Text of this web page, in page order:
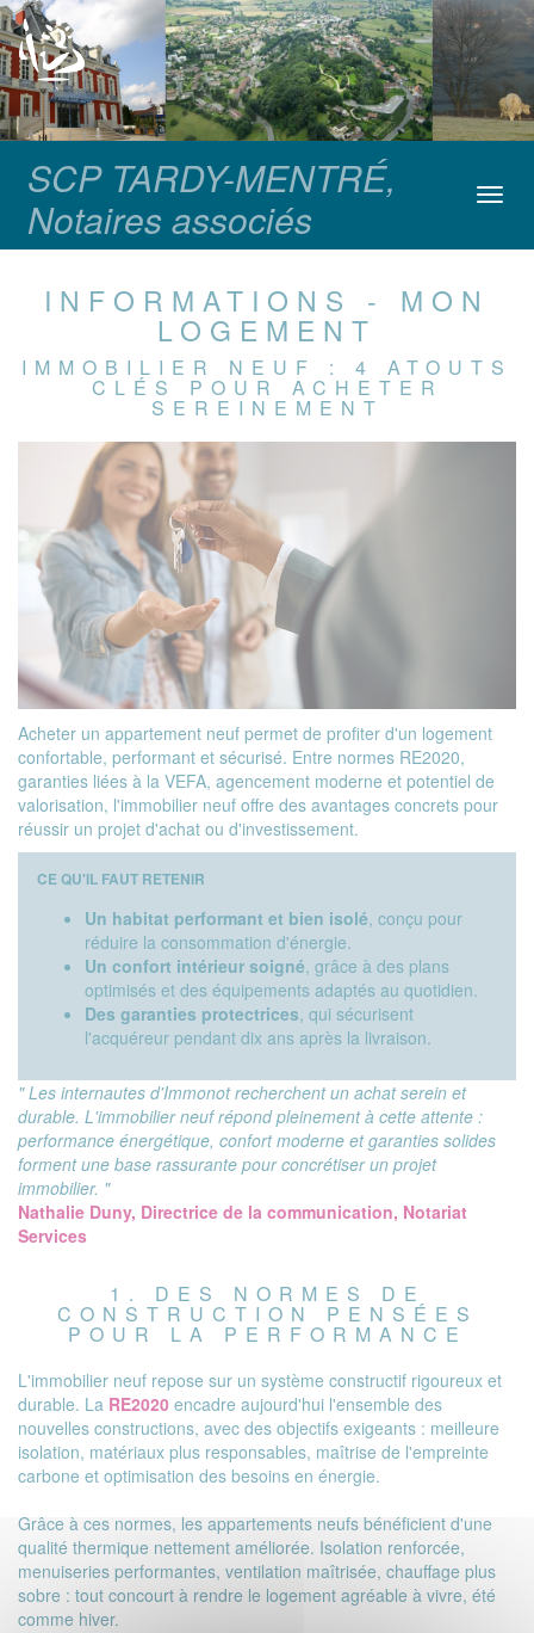
SCP TARDY-MENTRÉ,
Notaires associés
INFORMATIONS - MON
LOGEMENT
IMMOBILIER NEUF : 4 ATOUTS
CLÉS POUR ACHETER
SEREINEMENT
Acheter un appartement neuf permet de profiter d'un logement
confortable, performant et sécurisé. Entre normes RE2020,
garanties liées à la VEFA, agencement moderne et potentiel de
valorisation, l'immobilier neuf offre des avantages concrets pour
réussir un projet d'achat ou d'investissement.
CE QU'IL FAUT RETENIR
Un habitat performant et bien isolé, conçu pour
réduire la consommation d'énergie.
Un confort intérieur soigné, grâce à des plans
optimisés et des équipements adaptés au quotidien.
Des garanties protectrices, qui sécurisent
l'acquéreur pendant dix ans après la livraison.
" Les internautes d'Immonot recherchent un achat serein et
durable. L'immobilier neuf répond pleinement à cette attente :
performance énergétique, confort moderne et garanties solides
forment une base rassurante pour concrétiser un projet
immobilier. "
Nathalie Duny, Directrice de la communication, Notariat
Services
1. DES NORMES DE
CONSTRUCTION PENSÉES
POUR LA PERFORMANCE
L'immobilier neuf repose sur un système constructif rigoureux et
durable. La RE2020 encadre aujourd'hui l'ensemble des
nouvelles constructions, avec des objectifs exigeants : meilleure
isolation, matériaux plus responsables, maîtrise de l'empreinte
carbone et optimisation des besoins en énergie.
Grâce à ces normes, les appartements neufs bénéficient d'une
qualité thermique nettement améliorée. Isolation renforcée,
menuiseries performantes, ventilation maîtrisée, chauffage plus
sobre : tout concourt à rendre le logement agréable à vivre, été
comme hiver.